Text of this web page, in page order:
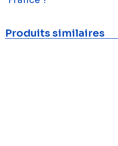
Produits similaires